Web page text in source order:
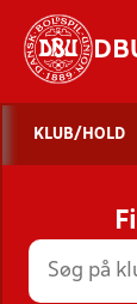
KLUB/HOLD